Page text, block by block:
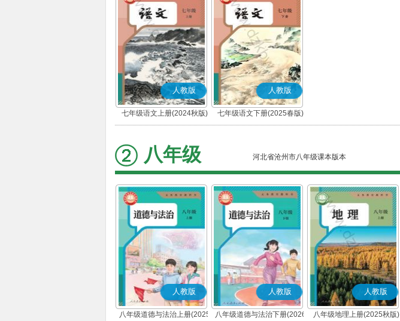
人教版
七年级语文上册(2024秋版)
(部编版)
人教版
七年级语文下册(2025春版)
(部编版)
八年级 河北省沧州市八年级课本版本
人教版
八年级道德与法治上册(2025
人教版
八年级道德与法治下册(2026
人教版
八年级地理上册(2025秋版)